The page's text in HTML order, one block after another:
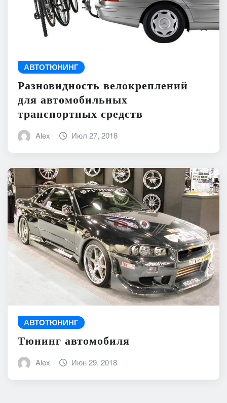
АВТОТЮНИНГ
Разновидность велокреплений
для автомобильных
транспортных средств
Alex Июл 27, 2018
АВТОТЮНИНГ
Тюнинг автомобиля
Alex Июн 29, 2018